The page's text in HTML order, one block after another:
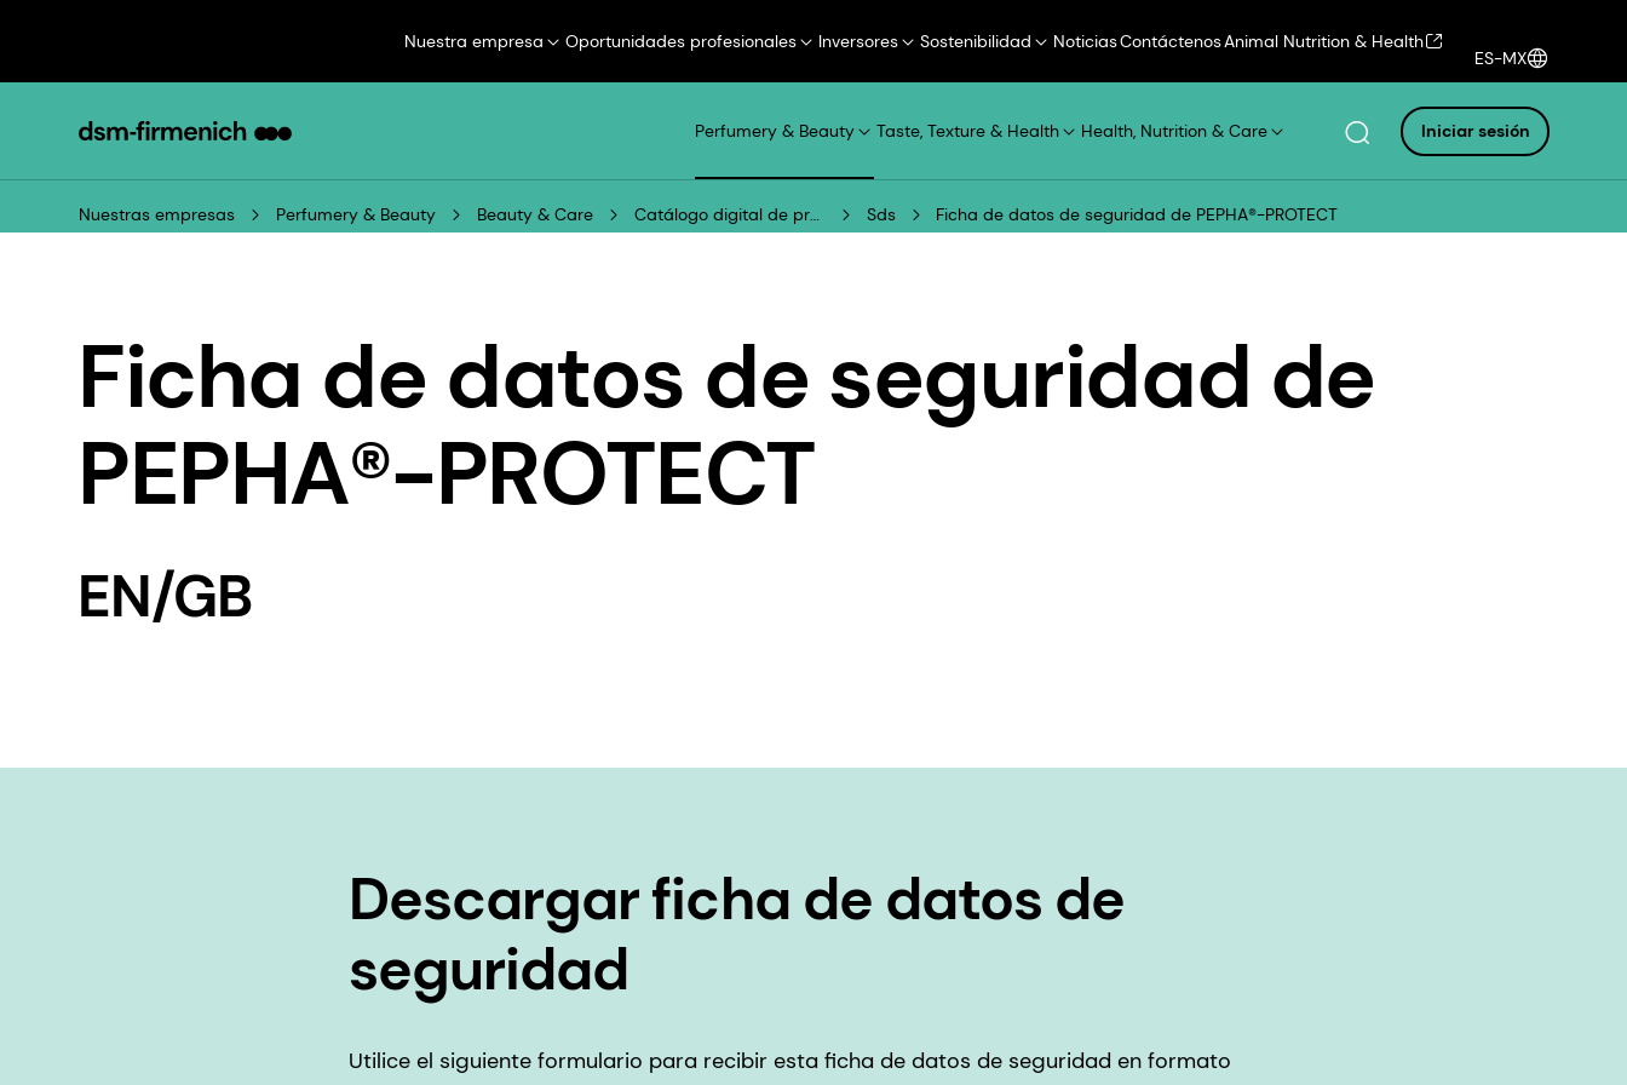
Nuestra empresa Oportunidades profesionales Inversores Sostenibilidad NoticiasContáctenosAnimal Nutrition & Health
ES-MX
Perfumery & Beauty Taste, Texture & Health Health, Nutrition & Care Iniciar sesión
Nuestras empresas Perfumery & Beauty Beauty & Care Catálogo digital de productos Sds Ficha de datos de seguridad de PEPHA®-PROTECT
Ficha de datos de seguridad de
PEPHA®-PROTECT
EN/GB
Descargar ficha de datos de
seguridad
Utilice el siguiente formulario para recibir esta ficha de datos de seguridad en formato